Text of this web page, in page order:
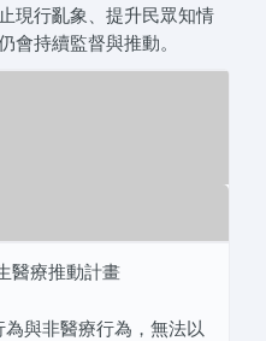
現行亂象、提升民眾知情
會持續監督與推動。
醫療推動計畫
與非醫療行為，無法以